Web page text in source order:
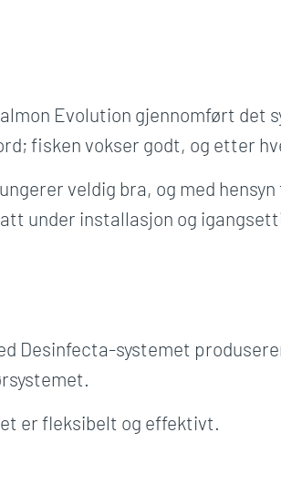
Evolution gjennomført
fisken vokser godt, og etter
veldig bra, og med
under installasjon og
Desinfecta-systemet
er fleksibelt og effektivt.